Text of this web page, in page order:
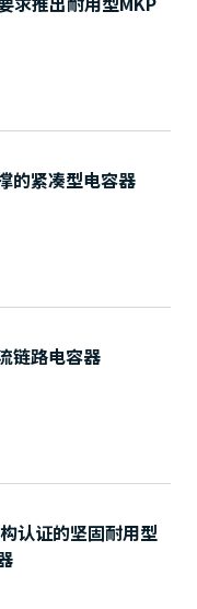
的紧凑型电容器
链路电容器
认证的坚固耐用型